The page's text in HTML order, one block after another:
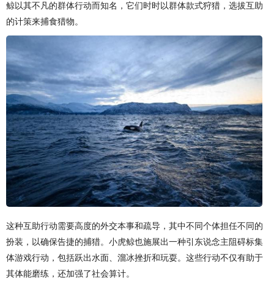
鲸以其不凡的群体行动而知名，它们时时以群体款式狩猎，选拔互助
的计策来捕食猎物。
这种互助行动需要高度的外交本事和疏导，其中不同个体担任不同的
扮装，以确保告捷的捕猎。小虎鲸也施展出一种引东说念主阻碍标集
体游戏行动，包括跃出水面、溜冰挫折和玩耍。这些行动不仅有助于
其体能磨练，还加强了社会算计。